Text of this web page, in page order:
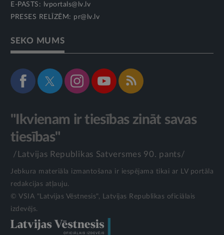
E-PASTS:
lvportals@lv.lv
PRESES RELĪZĒM: pr@lv.lv
SEKO MUMS
"Ikvienam ir tiesības zināt savas
tiesības"
/Latvijas Republikas Satversmes 90. pants/
Jebkura materiāla izmantošana ir iespējama tikai ar LV portāla
redakcijas atļauju.
© VSIA "Latvijas Vēstnesis", Latvijas Republikas oficiālais
izdevējs.